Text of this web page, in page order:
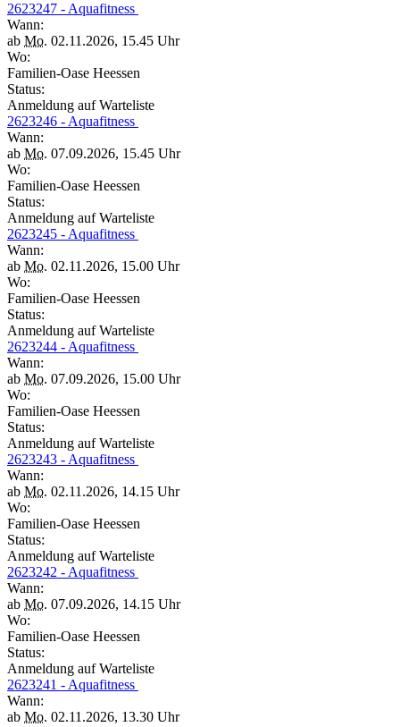
2623247 - Aquafitness
Wann:
ab Mo. 02.11.2026, 15.45 Uhr
Wo:
Familien-Oase Heessen
Status:
Anmeldung auf Warteliste
2623246 - Aquafitness
Wann:
ab Mo. 07.09.2026, 15.45 Uhr
Wo:
Familien-Oase Heessen
Status:
Anmeldung auf Warteliste
2623245 - Aquafitness
Wann:
ab Mo. 02.11.2026, 15.00 Uhr
Wo:
Familien-Oase Heessen
Status:
Anmeldung auf Warteliste
2623244 - Aquafitness
Wann:
ab Mo. 07.09.2026, 15.00 Uhr
Wo:
Familien-Oase Heessen
Status:
Anmeldung auf Warteliste
2623243 - Aquafitness
Wann:
ab Mo. 02.11.2026, 14.15 Uhr
Wo:
Familien-Oase Heessen
Status:
Anmeldung auf Warteliste
2623242 - Aquafitness
Wann:
ab Mo. 07.09.2026, 14.15 Uhr
Wo:
Familien-Oase Heessen
Status:
Anmeldung auf Warteliste
2623241 - Aquafitness
Wann:
ab Mo. 02.11.2026, 13.30 Uhr